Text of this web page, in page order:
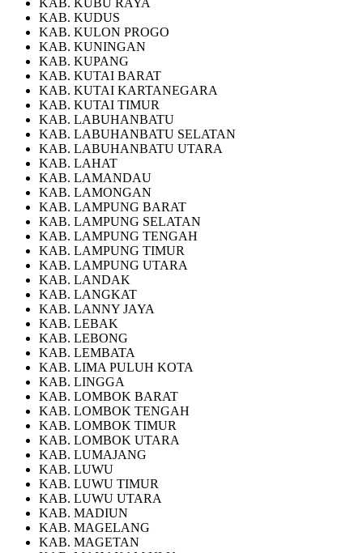
KAB. KUDUS
KAB. KULON PROGO
KAB. KUNINGAN
KAB. KUPANG
KAB. KUTAI BARAT
KAB. KUTAI KARTANEGARA
KAB. KUTAI TIMUR
KAB. LABUHANBATU
KAB. LABUHANBATU SELATAN
KAB. LABUHANBATU UTARA
KAB. LAHAT
KAB. LAMANDAU
KAB. LAMONGAN
KAB. LAMPUNG BARAT
KAB. LAMPUNG SELATAN
KAB. LAMPUNG TENGAH
KAB. LAMPUNG TIMUR
KAB. LAMPUNG UTARA
KAB. LANDAK
KAB. LANGKAT
KAB. LANNY JAYA
KAB. LEBAK
KAB. LEBONG
KAB. LEMBATA
KAB. LIMA PULUH KOTA
KAB. LINGGA
KAB. LOMBOK BARAT
KAB. LOMBOK TENGAH
KAB. LOMBOK TIMUR
KAB. LOMBOK UTARA
KAB. LUMAJANG
KAB. LUWU
KAB. LUWU TIMUR
KAB. LUWU UTARA
KAB. MADIUN
KAB. MAGELANG
KAB. MAGETAN